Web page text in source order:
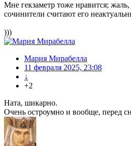
Мне гекзаметр тоже нравится;
сочинители считают его
)))
Мария Мирабелла
11 февраля 2025, 23:08
↓
+2
Ната, шикарно.
Очень остроумно и вообще, перед